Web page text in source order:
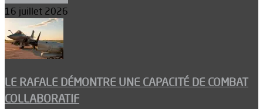
16 juillet 2026
LE RAFALE DÉMONTRE UNE CAPACITÉ DE COMBAT
COLLABORATIF